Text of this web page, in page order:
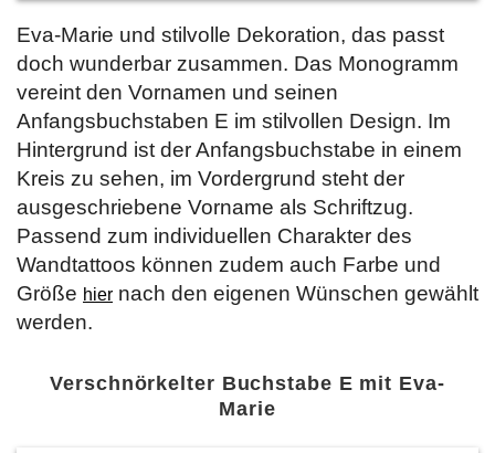
Eva-Marie und stilvolle Dekoration, das passt
doch wunderbar zusammen. Das Monogramm
vereint den Vornamen und seinen
Anfangsbuchstaben E im stilvollen Design. Im
Hintergrund ist der Anfangsbuchstabe in einem
Kreis zu sehen, im Vordergrund steht der
ausgeschriebene Vorname als Schriftzug.
Passend zum individuellen Charakter des
Wandtattoos können zudem auch Farbe und
Größe hier nach den eigenen Wünschen gewählt
werden.
Verschnörkelter Buchstabe E mit Eva-
Marie